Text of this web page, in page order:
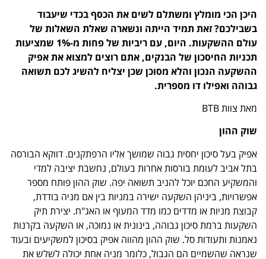
היכן הכי מומלץ ומשתלם לשים את הכסף בכדי שיעבוד
בשבילכם? זאת תמיד הייתה ונשארה שאלת השאלות של
עולם ההשקעות. היום, עם ריביות של פחות מ-1% שמציעות
תכניות החיסכון של הבנקים, אתם רוצים למצוא את אפיק
ההשקעה הנכון והלא מסוכן שכן יצליח להשיג לכם תשואה
גבוהה ואפילו דו מספרית.
מאת צוות BTB
שוק ההון
אפיק בעל סיכון יחסית גבוה שמושך אליו הרפתקנים. דווקא הבורסה
בתל אביב לעומת בורסות אחרות בעולם, נחשבת יציבה למדי
והמשקיע החכם יוכל להניב תשואה יפה. שוק ההון פותח מספר
אפשרויות, ביניהן השקעה ישירה במניות בין אם מניה בודדת,
קבוצת מניות או מדדים כמו מדד המעוף או האג"ח. יצירת תיק
השקעות ברמת סיכון גבוהה, בינונית או נמוכה, או השקעה בקרנות
נאמנות ותעודות סל. שוק ההון מהווה אפיק בסיכון למשקיעים ובעוד
שנראה שהשמיים הם הגבול, כלומר מניה אחת יכולה לשלש את